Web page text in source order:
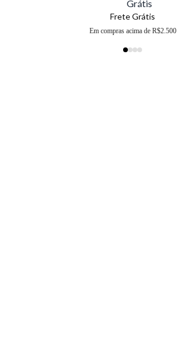
Frete Grátis
Em compras acima de R$2.500